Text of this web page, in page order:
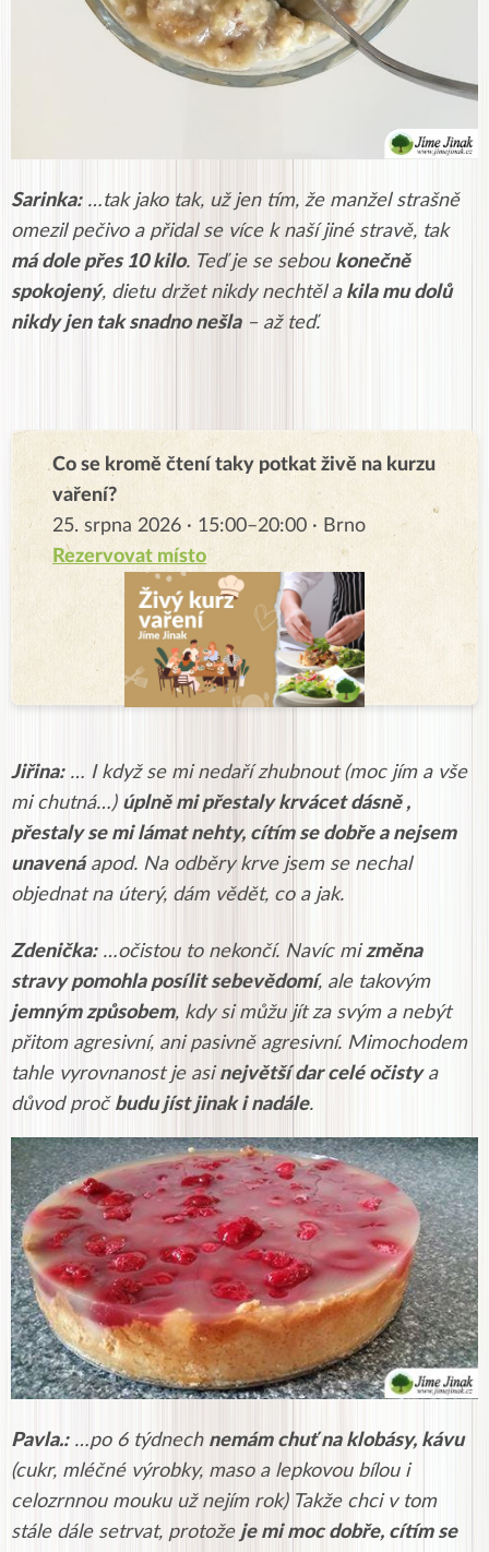
Sarinka:…tak jako tak, už jen tím, že manžel strašně
omezil pečivo a přidal se více k naší jiné stravě, tak
má dole přes 10 kilo. Teď je se sebou konečně
spokojený, dietu držet nikdy nechtěl akila mu dolů
nikdy jen tak snadno nešla– až teď.
Co se kromě čtení taky potkat živě na kurzu
vaření?
25. srpna 2026 · 15:00–20:00 · Brno
Rezervovat místo
Jiřina:… I když se mi nedaří zhubnout (moc jím a vše
mi chutná…) úplně mi přestaly krvácet dásně ,
přestaly se mi lámat nehty, cítím se dobře a nejsem
unavenáapod. Na odběry krve jsem se nechal
objednat na úterý, dám vědět, co a jak.
Zdenička:…očistou to nekončí. Navíc mizměna
stravy pomohla posílit sebevědomí, ale takovým
jemným způsobem, kdy si můžu jít za svým a nebýt
přitom agresivní, ani pasivně agresivní. Mimochodem
tahle vyrovnanost je asi největší dar celé očistya
důvod proč budu jíst jinak i nadále.
Pavla.:…po 6 týdnech nemám chuť na klobásy, kávu
(cukr, mléčné výrobky, maso a lepkovou bílou i
celozrnnou mouku už nejím rok) Takže chci v tom
stále dále setrvat, protože je mi moc dobře, cítím se